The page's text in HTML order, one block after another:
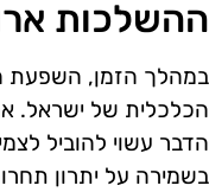
ההשלכות
במהלך הזמן, השפעת
הכלכלית של ישראל.
הדבר עשוי להוביל
בשמירה על יתרון